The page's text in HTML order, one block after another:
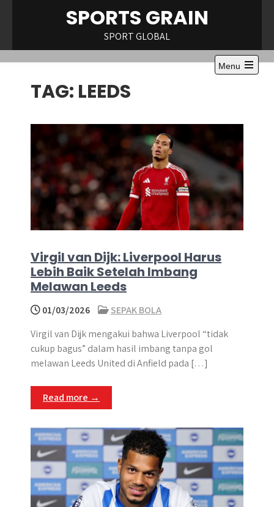
SPORTS GRAIN
SPORT GLOBAL
Menu
Open
TAG: LEEDS
Virgil van Dijk: Liverpool Harus
Lebih Baik Setelah Imbang
Melawan Leeds
01/03/2026
SEPAK BOLA
Virgil van Dijk mengakui bahwa Liverpool “tidak
cukup bagus” dalam hasil imbang tanpa gol
melawan Leeds United di Anfield pada […]
Read more →